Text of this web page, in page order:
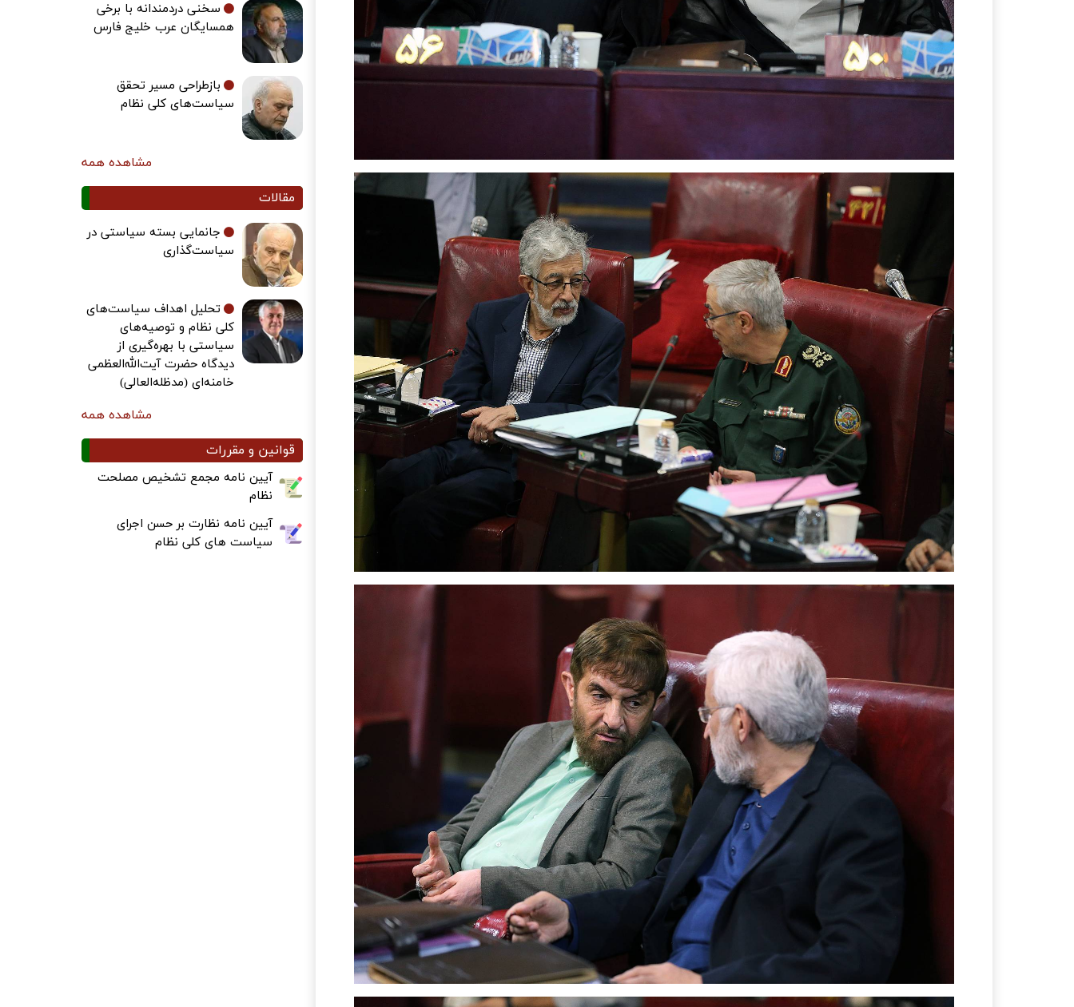
سخنی دردمندانه با برخی
همسایگان عرب خلیج فارس
بازطراحی مسیر تحقق
سیاست‌های کلی نظام
مشاهده همه
مقالات
جانمایی بسته سیاستی در
سیاست‌گذاری
تحلیل اهداف سیاست‌های
کلی نظام و توصیه‌های
سیاستی با بهره‌گیری از
دیدگاه حضرت آیت‌الله‌العظمی
خامنه‌ای (مدظله‌العالی)
مشاهده همه
قوانین و مقررات
آیین نامه مجمع تشخیص مصلحت
نظام
آیین نامه نظارت بر حسن اجرای
سیاست های کلی نظام